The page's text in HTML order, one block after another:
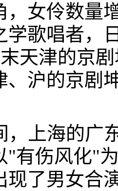
，女伶数量
学歌唱者，
天津的京
、沪的京剧
上海的广
"有伤风化"
现了男女合